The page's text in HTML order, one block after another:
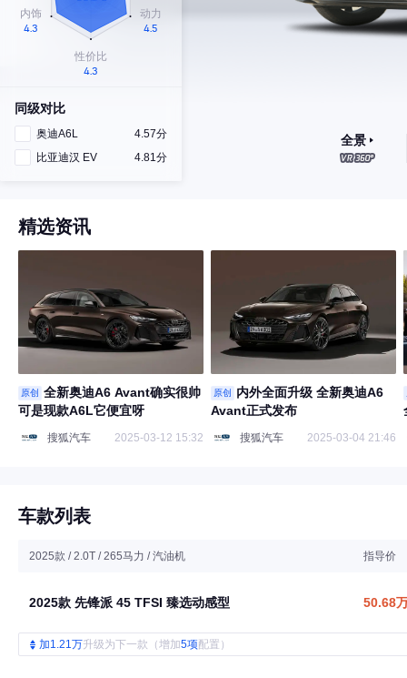
同级对比
奥迪A6L
4.57分
比亚迪汉 EV
4.81分
全景
精选资讯
原创
全新奥迪A6 Avant确实很帅
可是现款A6L它便宜呀
搜狐汽车 2025-03-12 15:32
原创
内外全面升级 全新奥迪A6
Avant正式发布
搜狐汽车 2025-03-04 21:46
车款列表
2025款 / 2.0T / 265马力 / 汽油机 指导价
2025款 先锋派 45 TFSI 臻选动感型 50.68
加1.21万升级为下一款（增加5项配置）